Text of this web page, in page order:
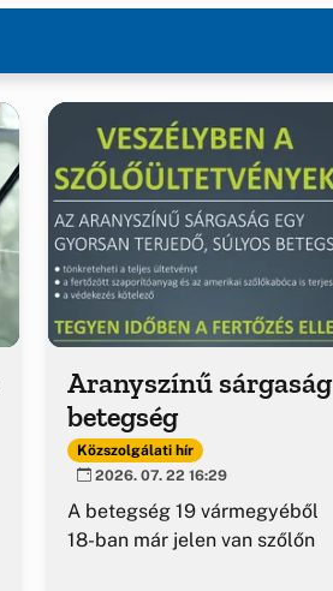
Aranyszínű sárgaság
betegség
Közszolgálati hír
2026. 07. 22 16:29
A betegség 19 vármegyéből
18-ban már jelen van szőlőn